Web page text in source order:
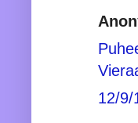
12/9/